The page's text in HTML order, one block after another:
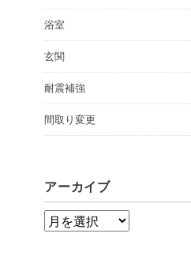
浴室
玄関
耐震補強
間取り変更
アーカイブ
ア